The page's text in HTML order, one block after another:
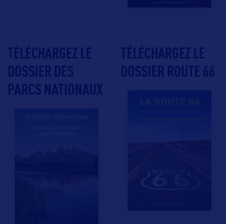
TÉLÉCHARGEZ LE
DOSSIER DES
PARCS NATIONAUX
TÉLÉCHARGEZ LE
DOSSIER ROUTE 66